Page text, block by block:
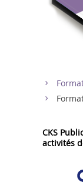
CKS
activités